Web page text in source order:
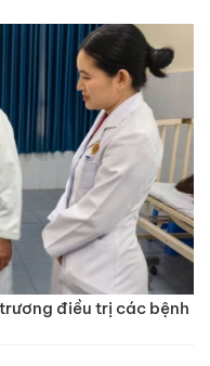
điều trị các bệnh